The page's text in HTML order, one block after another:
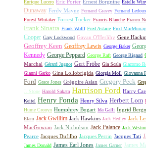
Enrique Lucero Eric Porter Ernest Borgnine Estelle
Dunaway Ferdy Mayne Fernand Gravey Fernand Ledoux
Forest Whitaker Forrest Tucker Francis Blanche Franco
Frank Sinatra Frank Wolff Fred Astaire Fred MacMurray
Cooper Gary Lockwood Gavan O'Herlihy Gene
Geoffrey Keen Geoffrey Lewis George Baker
Kennedy George Peppard George Raft George Rigaud
Marchal Gérard Jugnot Gert Fröbe Gia Scala Giacomo
Gianni Garko Gina Lollobrigida Giorgia Moll Giovanna
Ford Grace Jones Grégoire Aslan Gregory Peck
J. Stone Harold Sakata Harrison Ford Harry
Keitel Henry Fonda Henry Silva Herbert Lom
Hume Cronyn Humphrey Bogart Ida Galli Ingrid
Elam Jack Gwillim Jack Hawkins Jack Hedley Jack
MacGowran Jack Nicholson Jack Palance Jack Weston
Pearce Jacques Dufilho Jacques Perrin Jacques Tati
James Donald James Earl Jones James Garner James